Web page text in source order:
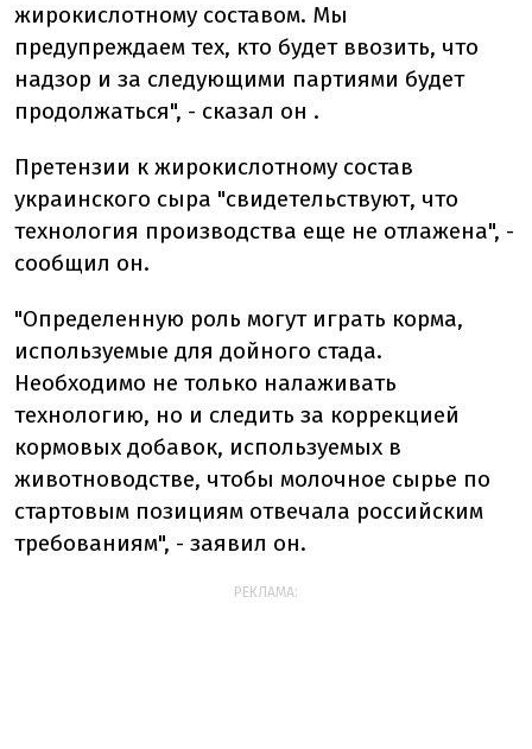
жирокислотному составом. Мы
предупреждаем тех, кто будет ввозить, что
надзор и за следующими партиями будет
продолжаться", - сказал он .
Претензии к жирокислотному состав
украинского сыра "свидетельствуют, что
технология производства еще не отлажена", -
сообщил он.
"Определенную роль могут играть корма,
используемые для дойного стада.
Необходимо не только налаживать
технологию, но и следить за коррекцией
кормовых добавок, используемых в
животноводстве, чтобы молочное сырье по
стартовым позициям отвечала российским
требованиям", - заявил он.
РЕКЛАМА: